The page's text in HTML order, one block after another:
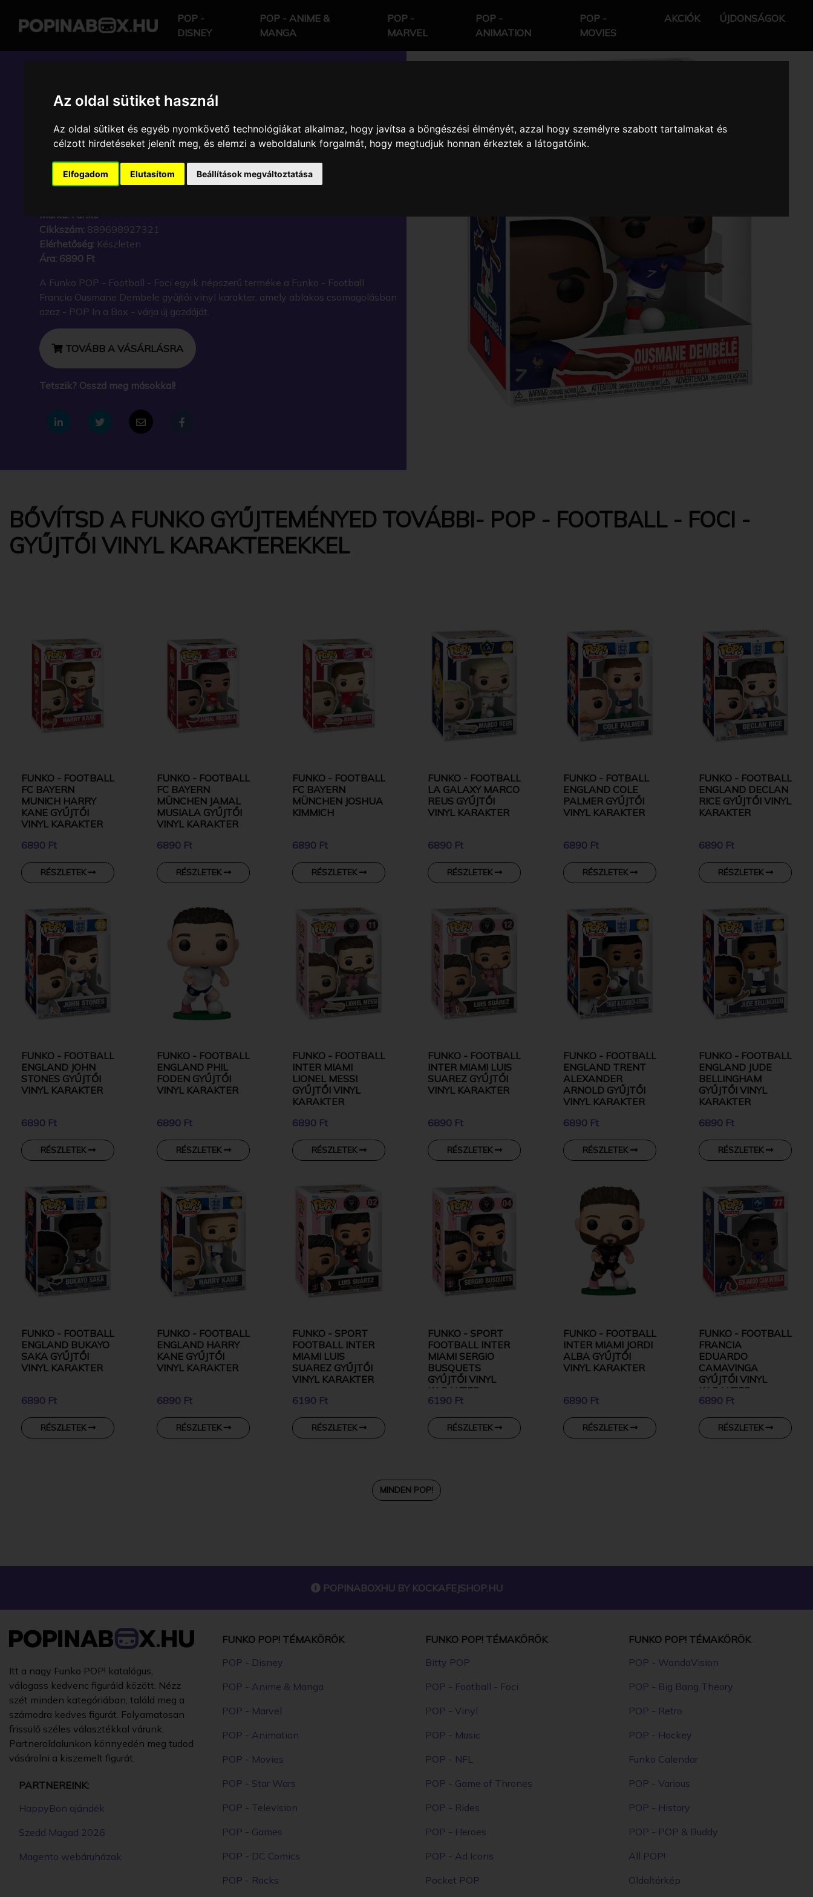
Az oldal sütiket használ
Az oldal sütiket és egyéb nyomkövető technológiákat alkalmaz, hogy javítsa a böngészési élményét, azzal hogy személyre szabott tartalmakat és
célzott hirdetéseket jelenít meg, és elemzi a weboldalunk forgalmát, hogy megtudjuk honnan érkeztek a látogatóink.
Elfogadom Elutasítom Beállítások megváltoztatása
POP -
DISNEY
POP - ANIME &
MANGA
POP -
MARVEL
POP -
ANIMATION
POP -
MOVIES
AKCIÓK ÚJDONSÁGOK
POP IN A BOX HU
FUNKO - FOOTBALL FRANCIA
OUSMANE DEMBELE GYŰJTŐI
VINYL KARAKTER
Márka: Funko
Cikkszám: 889698927321
Elérhetőség: Készleten
Ára: 6890 Ft
A Funko POP - Football - Foci egyik népszerű terméke a Funko - Football
Francia Ousmane Dembele gyűjtői vinyl karakter, amely ablakos csomagolásban
azaz - POP In a Box - várja új gazdáját.
TOVÁBB A VÁSÁRLÁSRA
Tetszik? Osszd meg másokkal!
BŐVÍTSD A FUNKO GYŰJTEMÉNYED TOVÁBBI- POP - FOOTBALL - FOCI -
GYŰJTŐI VINYL KARAKTEREKKEL
FUNKO - FOOTBALL
FC BAYERN
MUNICH HARRY
KANE GYŰJTŐI
VINYL KARAKTER
6890 Ft
RÉSZLETEK
FUNKO - FOOTBALL
FC BAYERN
MÜNCHEN JAMAL
MUSIALA GYŰJTŐI
VINYL KARAKTER
6890 Ft
RÉSZLETEK
FUNKO - FOOTBALL
FC BAYERN
MÜNCHEN JOSHUA
KIMMICH
6890 Ft
RÉSZLETEK
FUNKO - FOOTBALL
LA GALAXY MARCO
REUS GYŰJTŐI
VINYL KARAKTER
6890 Ft
RÉSZLETEK
FUNKO - FOTBALL
ENGLAND COLE
PALMER GYŰJTŐI
VINYL KARAKTER
6890 Ft
RÉSZLETEK
FUNKO - FOOTBALL
ENGLAND DECLAN
RICE GYŰJTŐI VINYL
KARAKTER
6890 Ft
RÉSZLETEK
FUNKO - FOOTBALL
ENGLAND JOHN
STONES GYŰJTŐI
VINYL KARAKTER
6890 Ft
RÉSZLETEK
FUNKO - FOOTBALL
ENGLAND PHIL
FODEN GYŰJTŐI
VINYL KARAKTER
6890 Ft
RÉSZLETEK
FUNKO - FOOTBALL
INTER MIAMI
LIONEL MESSI
GYŰJTŐI VINYL
KARAKTER
6890 Ft
RÉSZLETEK
FUNKO - FOOTBALL
INTER MIAMI LUIS
SUAREZ GYŰJTŐI
VINYL KARAKTER
6890 Ft
RÉSZLETEK
FUNKO - FOOTBALL
ENGLAND TRENT
ALEXANDER
ARNOLD GYŰJTŐI
VINYL KARAKTER
6890 Ft
RÉSZLETEK
FUNKO - FOOTBALL
ENGLAND JUDE
BELLINGHAM
GYŰJTŐI VINYL
KARAKTER
6890 Ft
RÉSZLETEK
FUNKO - FOOTBALL
ENGLAND BUKAYO
SAKA GYŰJTŐI
VINYL KARAKTER
6890 Ft
RÉSZLETEK
FUNKO - FOOTBALL
ENGLAND HARRY
KANE GYŰJTŐI
VINYL KARAKTER
6890 Ft
RÉSZLETEK
FUNKO - SPORT
FOOTBALL INTER
MIAMI LUIS
SUAREZ GYŰJTŐI
VINYL KARAKTER
6190 Ft
RÉSZLETEK
FUNKO - SPORT
FOOTBALL INTER
MIAMI SERGIO
BUSQUETS
GYŰJTŐI VINYL
KARAKTER
6190 Ft
RÉSZLETEK
FUNKO - FOOTBALL
INTER MIAMI JORDI
ALBA GYŰJTŐI
VINYL KARAKTER
6890 Ft
RÉSZLETEK
FUNKO - FOOTBALL
FRANCIA
EDUARDO
CAMAVINGA
GYŰJTŐI VINYL
KARAKTER
6890 Ft
RÉSZLETEK
MINDEN POP!
POPINABOXHU BY KOCKAFEJSHOP.HU
Itt a nagy Funko POP! katalógus,
válogass kedvenc figuráid között. Nézz
szét minden kategóriában, találd meg a
számodra kedves figurát. Folyamatosan
frissülő széles választékkal várunk.
Partneroldalunkon könnyedén meg tudod
vásárolni a kiszemelt figurát.
PARTNEREINK:
HappyBon ajándék
Szedd Magad 2026
Magento webáruházak
FUNKO POP! TÉMAKÖRÖK
POP - Disney
POP - Anime & Manga
POP - Marvel
POP - Animation
POP - Movies
POP - Star Wars
POP - Television
POP - Games
POP - DC Comics
POP - Rocks
FUNKO POP! TÉMAKÖRÖK
Bitty POP
POP - Football - Foci
POP - Vinyl
POP - Music
POP - NFL
POP - Game of Thrones
POP - Rides
POP - Heroes
POP - Ad Icons
Pocket POP
FUNKO POP! TÉMAKÖRÖK
POP - WandaVision
POP - Big Bang Theory
POP - Retro
POP - Hockey
Funko Calendar
POP - Various
POP - History
POP - POP & Buddy
All POP!
Oldaltérkép